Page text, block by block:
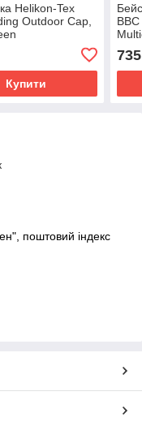
Helikon-Tex
Outdoor Cap,
Купити
735
поштовий індекс